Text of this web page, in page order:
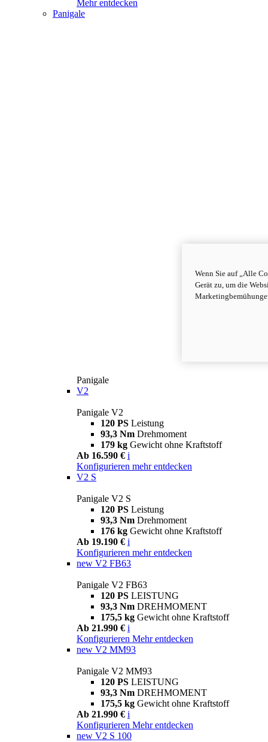
Mehr entdecken
Panigale
Panigale
V2
Panigale V2
120 PS Leistung
93,3 Nm Drehmoment
179 kg Gewicht ohne Kraftstoff
Ab 16.590 € i
Konfigurieren mehr entdecken
V2 S
Panigale V2 S
120 PS Leistung
93,3 Nm Drehmoment
176 kg Gewicht ohne Kraftstoff
Ab 19.190 € i
Konfigurieren mehr entdecken
new V2 FB63
Panigale V2 FB63
120 PS LEISTUNG
93,3 Nm DREHMOMENT
175,5 kg Gewicht ohne Kraftstoff
Ab 21.990 € i
Konfigurieren Mehr entdecken
new V2 MM93
Panigale V2 MM93
120 PS LEISTUNG
93,3 Nm DREHMOMENT
175,5 kg Gewicht ohne Kraftstoff
Ab 21.990 € i
Konfigurieren Mehr entdecken
new V2 S 100
Wenn Sie auf „Alle
Gerät zu, um die